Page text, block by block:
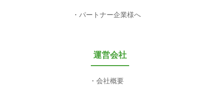
パートナー企業様へ
運営会社
会社概要